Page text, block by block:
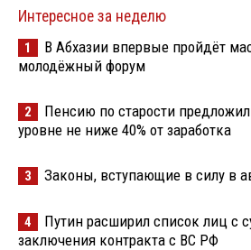
Интересное за неделю
1
В Абхазии впервые пройдёт
молодёжный форум
2
Пенсию по старости
уровне не ниже 40% от заработка
3 Законы, вступающие в силу в
4
Путин расширил список лиц с
заключения контракта с ВС РФ